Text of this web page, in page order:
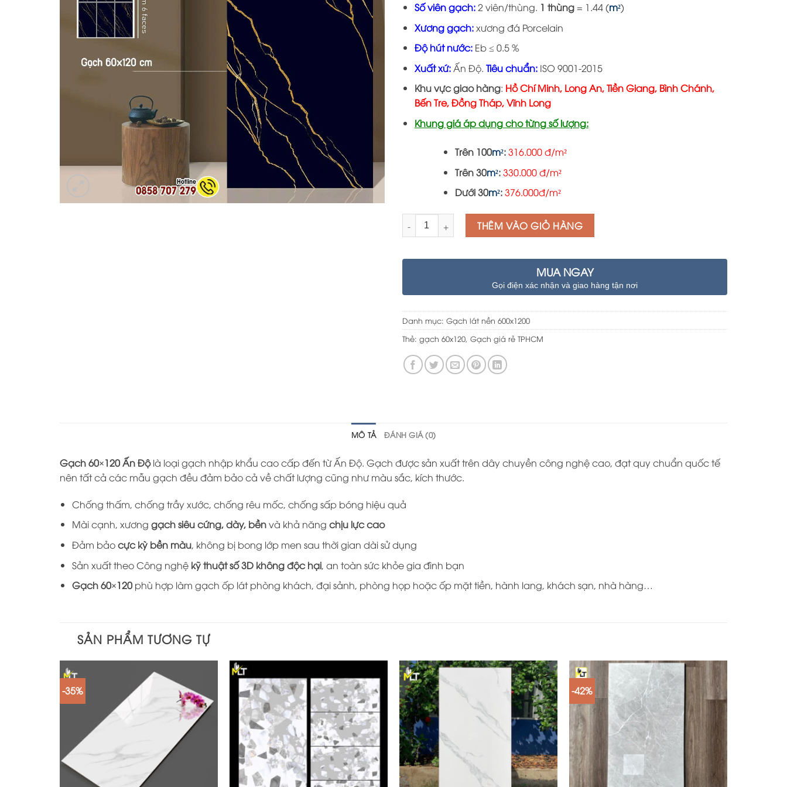
Số viên gạch:2 viên/thùng. 1 thùng= 1.44 (m²)
Xương gạch:xương đá Porcelain
Độ hút nước:Eb ≤ 0.5 %
Xuất xứ:Ấn Độ. Tiêu chuẩn:ISO 9001-2015
Khu vực giao hàng: Hồ Chí Minh, Long An, Tiền Giang, Bình Chánh,
Bến Tre, Đồng Tháp, Vĩnh Long
Khung giá áp dụng cho từng số lượng:
Trên 100m²: 316.000 đ/m²
Trên 30m²: 330.000 đ/m²
Dưới 30m²: 376.000đ/m²
Số lượng THÊM VÀO GIỎ HÀNG
MUA NGAY
Gọi điện xác nhận và giao hàng tận nơi
Danh mục: Gạch lát nền 600x1200
Thẻ: gạch 60x120, Gạch giá rẻ TPHCM
MÔ TẢ ĐÁNH GIÁ (0)
Gạch 60×120 Ấn Độlà loại gạch nhập khẩu cao cấp đến từ Ấn Độ. Gạch được sản xuất trên dây chuyền công nghệ cao, đạt quy chuẩn quốc tế
nên tất cả các mẫu gạch đều đảm bảo cả về chất lượng cũng như màu sắc, kích thước.
Chống thấm, chống trầy xước, chống rêu mốc, chống sấp bóng hiệu quả
Mài cạnh, xương gạch siêu cứng, dày, bềnvà khả năng chịu lực cao
Đảm bảocực kỳ bền màu, không bị bong lớp men sau thời gian dài sử dụng
Sản xuất theo Công nghệ kỹ thuật số 3D không độc hại, an toàn sức khỏe gia đình bạn
Gạch 60×120phù hợp làm gạch ốp lát phòng khách, đại sảnh, phòng họp hoặc ốp mặt tiền, hành lang, khách sạn, nhà hàng…
SẢN PHẨM TƯƠNG TỰ
-35% -42%